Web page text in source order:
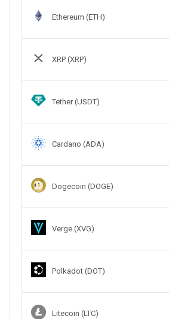
Ethereum (ETH)
XRP (XRP)
Tether (USDT)
Cardano (ADA)
Dogecoin (DOGE)
Verge (XVG)
Polkadot (DOT)
Litecoin (LTC)